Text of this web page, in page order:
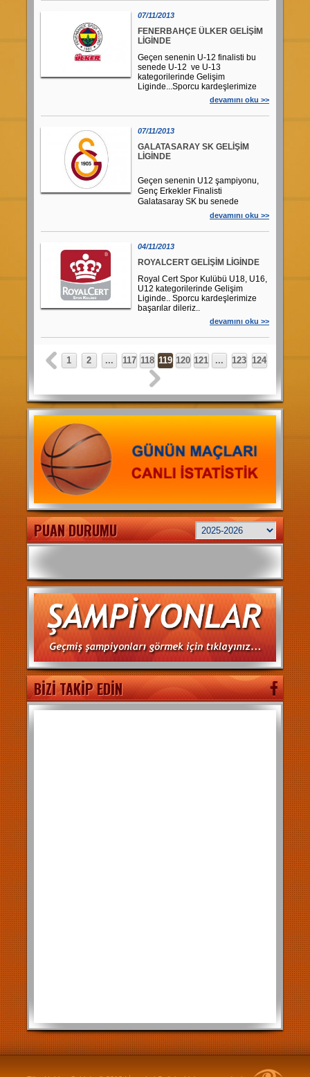
07/11/2013
FENERBAHÇE ÜLKER GELİŞİM
LİGİNDE
Geçen senenin U-12 finalisti bu
senede U-12 ve U-13
kategorilerinde Gelişim
Liginde...Sporcu kardeşlerimize
devamını oku >>
07/11/2013
GALATASARAY SK GELİŞİM
LİGİNDE
Geçen senenin U12 şampiyonu,
Genç Erkekler Finalisti
Galatasaray SK bu senede
U12,U13,U18 ve Kızlar
kategorilerinde Gelişim Liginde..
Sporcu kardeşlerimize başarılar
dileriz..
devamını oku >>
04/11/2013
ROYALCERT GELİŞİM LİGİNDE
Royal Cert Spor Kulübü U18, U16,
U12 kategorilerinde Gelişim
Liginde.. Sporcu kardeşlerimize
başarılar dileriz..
devamını oku >>
1 2 ... 117 118 119 120 121 ... 123 124
PUAN DURUMU
BİZİ TAKİP EDİN